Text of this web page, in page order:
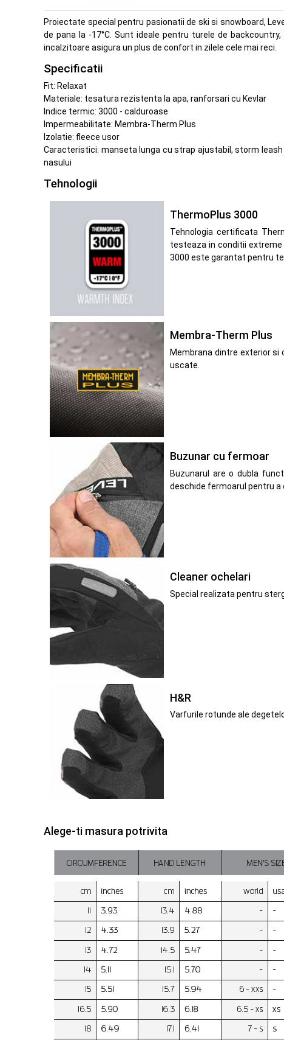
Proiectate special pentru pasionatii de ski si snowboard,
de pana la -17°C. Sunt ideale pentru turele de
incalzitoare asigura un plus de confort in zilele cele mai reci.
Specificatii
Fit: Relaxat
Materiale: tesatura rezistenta la apa, ranforsari cu Kevlar
Indice termic: 3000 - calduroase
Impermeabilitate: Membra-Therm Plus
Izolatie: fleece usor
Caracteristici: manseta lunga cu strap ajustabil, storm
nasului
Tehnologii
ThermoPlus 3000
Tehnologia certificata
testeaza in conditii
3000 este garantat pentru
Membra-Therm Plus
Membrana dintre exterior si
uscate.
Buzunar cu fermoar
Buzunarul are o dubla
deschide fermoarul pentru
Cleaner ochelari
Special realizata pentru
H&R
Varfurile rotunde ale
Alege-ti masura potrivita